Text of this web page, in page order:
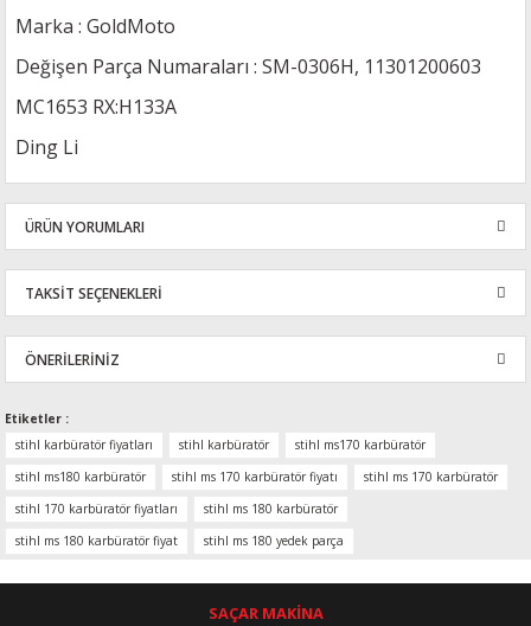
Marka : GoldMoto
Değişen Parça Numaraları : SM-0306H, 11301200603
MC1653 RX:H133A
Ding Li
ÜRÜN YORUMLARI
Bu ürüne ilk yorumu siz yapın!
TAKSİT SEÇENEKLERİ
ÖNERİLERİNİZ
Bu ürünün fiyat bilgisi, resim, ürün açıklamalarında ve diğer
konularda yetersiz gördüğünüz noktaları öneri formunu kullanarak
tarafımıza iletebilirsiniz.
Görüş ve önerileriniz için teşekkür ederiz.
Ürün resmi kalitesiz, bozuk veya görüntülenemiyor.
Ürün bilgilerinde hatalar bulunuyor.
Etiketler :
stihl karbüratör fiyatları
stihl karbüratör
stihl ms170 karbüratör
stihl ms180 karbüratör
stihl ms 170 karbüratör fiyatı
stihl ms 170 karbüratör
stihl 170 karbüratör fiyatları
stihl ms 180 karbüratör
stihl ms 180 karbüratör fiyat
stihl ms 180 yedek parça
SAÇAR MAKİNA